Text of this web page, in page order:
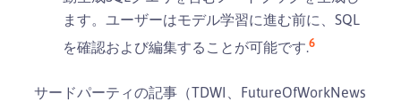
ます。ユーザーはモデル学習に進む前に、SQL
を確認および編集することが可能です.6
サードパーティの記事（TDWI、FutureOfWorkNews